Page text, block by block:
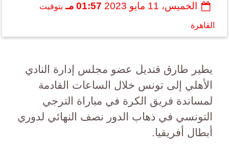
الخميس، 11 مايو 2023 01:57 مـ بتوقيت
القاهرة
يطير طارق قنديل عضو مجلس إدارة النادي
الأهلي إلى تونس خلال الساعات القادمة
لمساندة فريق الكرة في مباراة الترجي
التونسي في ذهاب الدور نصف النهائي لدوري
أبطال أفريقيا.